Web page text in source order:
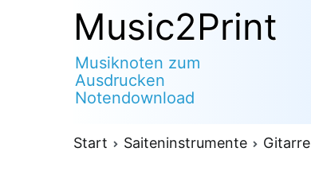
Music2Print
Musiknoten zum
Ausdrucken
Notendownload
Start Saiteninstrumente Gitarre